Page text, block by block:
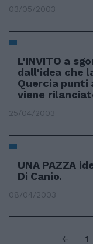
03/05/2003
L'INVITO a
dall'idea che
Quercia punti
viene
25/04/2003
UNA PAZZA
Di Canio.
08/04/2003
1